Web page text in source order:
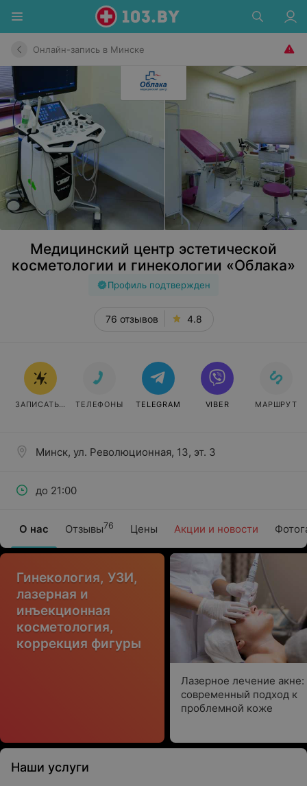
Онлайн-запись в Минске
Медицинский центр эстетической
косметологии и гинекологии «Облака»
Профиль подтвержден
76 отзывов 4.8
О нас Отзывы76 Цены Акции и новости
Минск, ул. Революционная, 13, эт. 3
до 21:00
ЗАПИСАТЬСЯ ТЕЛЕФОНЫ TELEGRAM VIBER МАРШРУТ
Гинекология, УЗИ,
лазерная и
инъекционная
косметология,
коррекция фигуры
Лазерное лечение акне:
современный подход к
проблемной коже
Наши услуги